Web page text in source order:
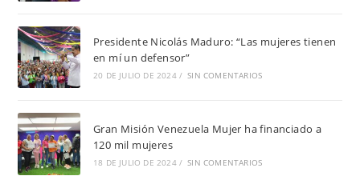
Presidente Nicolás Maduro: “Las mujeres tienen
en mí un defensor”
20 DE JULIO DE 2024 / SIN COMENTARIOS
Gran Misión Venezuela Mujer ha financiado a
120 mil mujeres
18 DE JULIO DE 2024 / SIN COMENTARIOS